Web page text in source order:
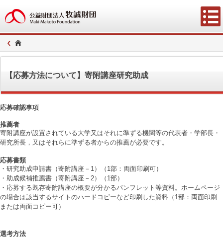
【応募方法について】寄附講座研究助成
応募確認事項
推薦者
寄附講座が設置されている大学又はそれに準ずる機関等の代表者・学部長・
研究所長，又はそれらに準ずる者からの推薦が必要です。
応募書類
・研究助成申請書（寄附講座－1）（1部：両面印刷可）
・助成候補推薦書（寄附講座－2）（1部）
・応募する既存寄附講座の概要が分かるパンフレット等資料。ホームページ
の場合は該当するサイトのハードコピーなど印刷した資料（1部：両面印刷
または両面コピー可）
選考方法